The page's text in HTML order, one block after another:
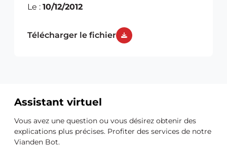
Le : 10/12/2012
Télécharger le fichier
Ressources
supplémentaires
Assistant virtuel
Vous avez une question ou vous désirez obtenir des
explications plus précises. Profiter des services de notre
Vianden Bot.